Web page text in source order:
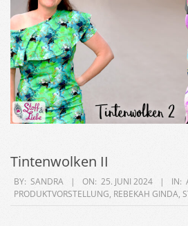
Tintenwolken II
2024-
06-
BY: SANDRA ON: 25. JUNI 2024 IN:
PRODUKTVORSTELLUNG, REBEKAH GINDA,